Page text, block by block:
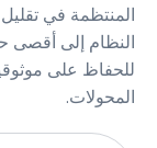
في تقليل إهدار
إلى أقصى حد ممكن
على موثوقية